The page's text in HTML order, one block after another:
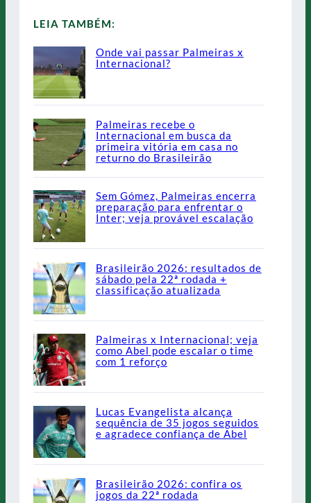
LEIA TAMBÉM:
Onde vai passar Palmeiras x
Internacional?
Palmeiras recebe o
Internacional em busca da
primeira vitória em casa no
returno do Brasileirão
Sem Gómez, Palmeiras encerra
preparação para enfrentar o
Inter; veja provável escalação
Brasileirão 2026: resultados de
sábado pela 22ª rodada +
classificação atualizada
Palmeiras x Internacional; veja
como Abel pode escalar o time
com 1 reforço
Lucas Evangelista alcança
sequência de 35 jogos seguidos
e agradece confiança de Abel
Brasileirão 2026: confira os
jogos da 22ª rodada